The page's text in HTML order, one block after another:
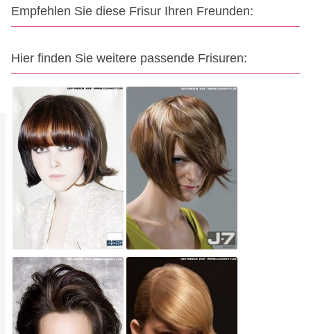
Empfehlen Sie diese Frisur Ihren Freunden:
Hier finden Sie weitere passende Frisuren: